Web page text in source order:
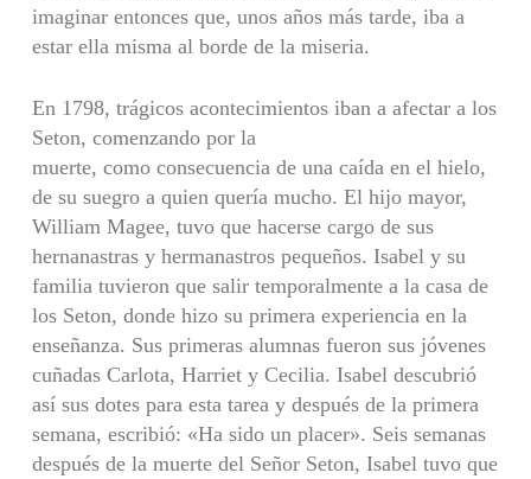
imaginar entonces que, unos años más tarde, iba a
estar ella misma al borde de la miseria.
En 1798, trágicos acontecimientos iban a afectar a los
Seton, comenzando por la
muerte, como consecuencia de una caída en el hielo,
de su suegro a quien quería mucho. El hijo mayor,
William Magee, tuvo que hacerse cargo de sus
hernanastras y hermanastros pequeños. Isabel y su
familia tuvieron que salir temporalmente a la casa de
los Seton, donde hizo su primera experiencia en la
enseñanza. Sus primeras alumnas fueron sus jóvenes
cuñadas Carlota, Harriet y Cecilia. Isabel descubrió
así sus dotes para esta tarea y después de la primera
semana, escribió: «Ha sido un placer». Seis semanas
después de la muerte del Señor Seton, Isabel tuvo que